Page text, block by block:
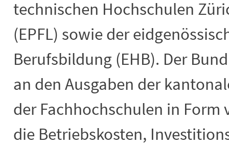
technischen Hochschulen
(EPFL) sowie der
Berufsbildung (EHB). Der
an den Ausgaben der
der Fachhochschulen in Form
die Betriebskosten,